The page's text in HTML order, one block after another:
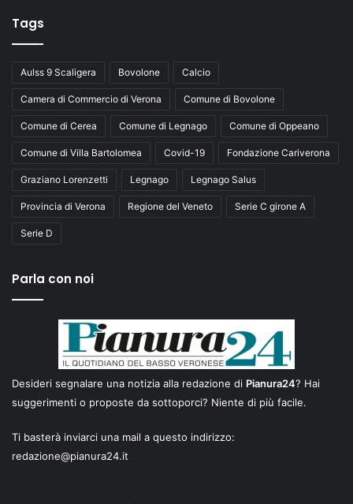
Tags
Aulss 9 Scaligera Bovolone Calcio
Camera di Commercio di Verona Comune di Bovolone
Comune di Cerea Comune di Legnago Comune di Oppeano
Comune di Villa Bartolomea Covid-19 Fondazione Cariverona
Graziano Lorenzetti Legnago Legnago Salus
Provincia di Verona Regione del Veneto Serie C girone A
Serie D
Parla con noi
Desideri segnalare una notizia alla redazione di Pianura24? Hai
suggerimenti o proposte da sottoporci? Niente di più facile.
Ti basterà inviarci una mail a questo indirizzo:
redazione@pianura24.it